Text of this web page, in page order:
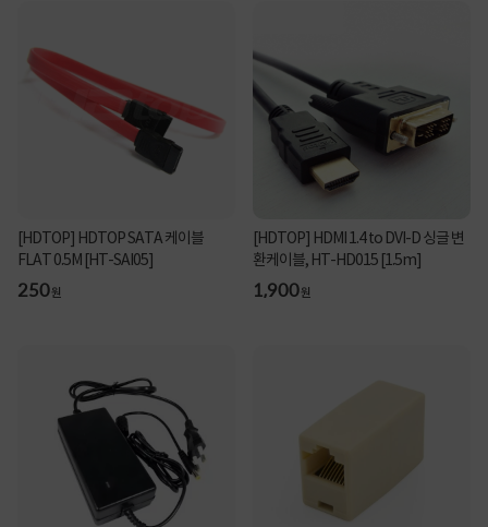
[HDTOP] HDTOP SATA 케이블
FLAT 0.5M [HT-SAI05]
250원
[HDTOP] HDMI 1.4 to DVI-D 싱글 변
환케이블, HT-HD015 [1.5m]
1,900원